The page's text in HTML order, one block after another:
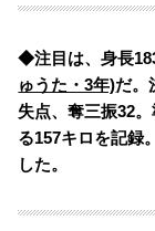
◆注目は、身長
ゅうた・3年)だ。
失点、奪三振32
る157キロを記録
した。